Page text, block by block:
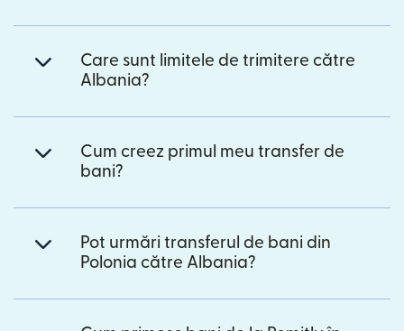
Care sunt limitele de trimitere către
Albania?
Cum creez primul meu transfer de
bani?
Pot urmări transferul de bani din
Polonia către Albania?